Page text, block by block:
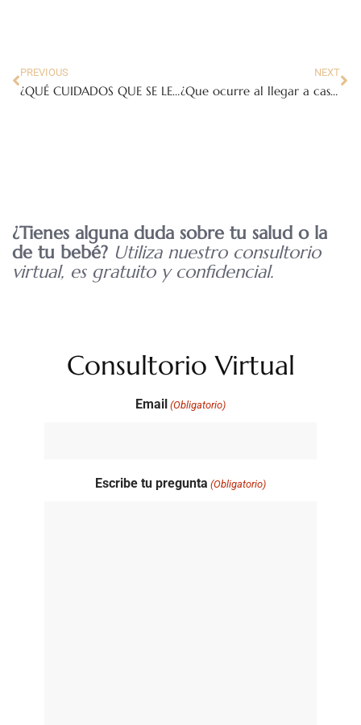
PREVIOUS
¿QUÉ CUIDADOS QUE SE LE DEBEN DAR A LA PIEL DEL BEBÉ?
NEXT
¿Que ocurre al llegar a casa con el bebé?
¿Tienes alguna duda sobre tu salud o la
de tu bebé? Utiliza nuestro consultorio
virtual, es gratuito y confidencial.
Consultorio Virtual
Email (Obligatorio)
Escribe tu pregunta (Obligatorio)